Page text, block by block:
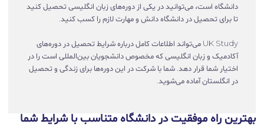
دانشگاه است، می‌توانید در یکی از دوره‌های زبان انگلیسی تحصیل کنید
تا برای تحصیل در دانشگاه دانش و مهارت لازم را کسب کنید.
UK Study می‌تواند اطلاعات کامل درباره شرایط تحصیل در دوره‌های
آکادمیک و زبان انگلیسی که مخصوص دانشجویان بین‌المللی است را در
اختیار شما قرار دهد. شما با شرکت در این دوره‌ها برای زندگی و تحصیل
در انگلستان آماده می‌شوید.
بهترین راه موفقیت در دانشگاه متناسب با شرایط شما